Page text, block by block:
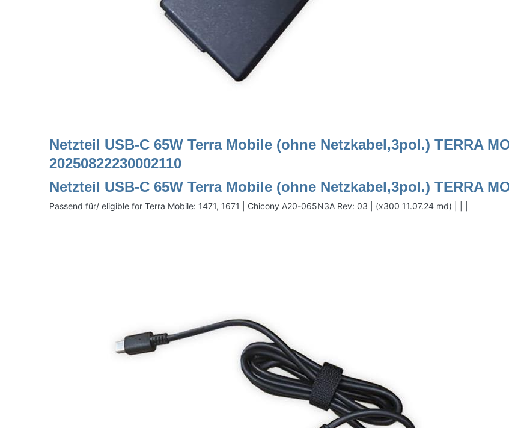
Netzteil USB-C 65W Terra Mobile (ohne Netzkabel,3pol.) TERRA
20250822230002110
Netzteil USB-C 65W Terra Mobile (ohne Netzkabel,3pol.) TERRA
Passend für/ eligible for Terra Mobile: 1471, 1671 | Chicony A20-065N3A Rev: 03 | (x300 11.07.24 md) | | |